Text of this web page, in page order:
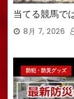
当てる競馬で
8月 7, 2026
防犯・防災グッズ